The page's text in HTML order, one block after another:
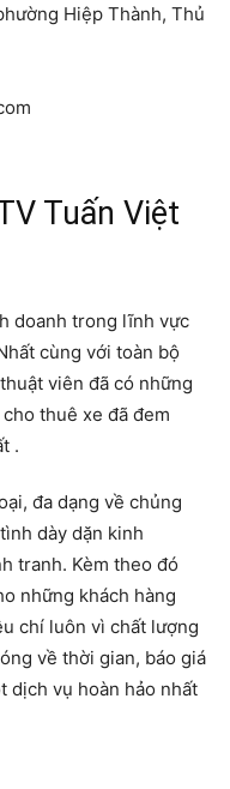
Hiệp Thành, Thủ
Tuấn Việt
doanh trong lĩnh vực
cùng với toàn bộ
viên đã có những
thuê xe đã đem
.
đa dạng về chủng
dày dặn kinh
tranh. Kèm theo đó
những khách hàng
chí luôn vì chất lượng
về thời gian, báo giá
dịch vụ hoàn hảo nhất